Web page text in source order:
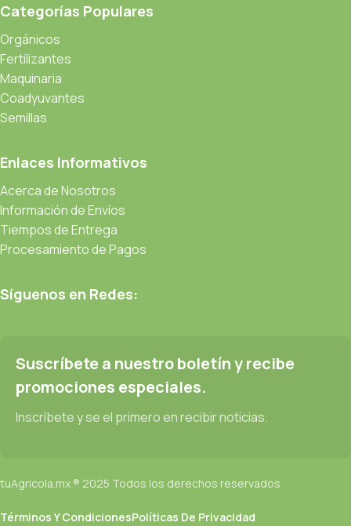
Categorías Populares
Orgánicos
Fertilizantes
Maquinaria
Coadyuvantes
Semillas
Enlaces Informativos
Acerca de Nosotros
Información de Envíos
Tiempos de Entrega
Procesamiento de Pagos
Síguenos en Redes:
Suscríbete a nuestro boletín y recibe
promociones especiales.
Inscríbete y se el primero en recibir noticias.
tuAgricola.mx ® 2025 Todos los derechos reservados
Términos Y CondicionesPolíticas De Privacidad